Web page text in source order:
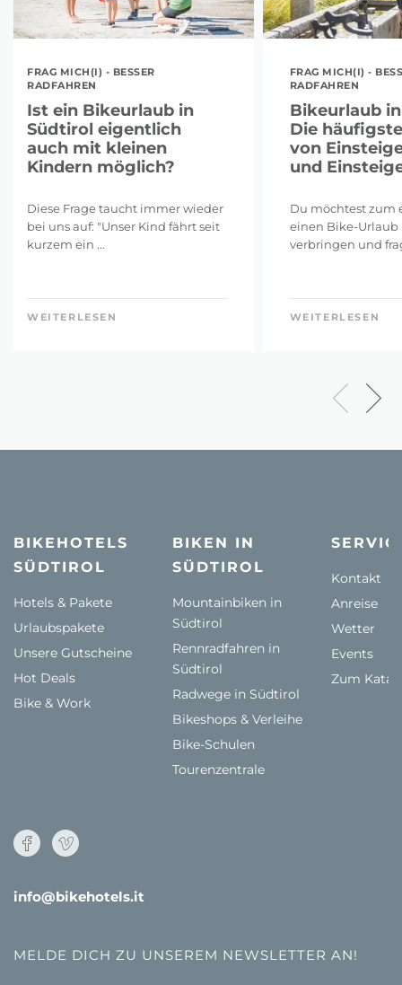
FRAG MICH(I) - BESSER
RADFAHREN
Ist ein Bikeurlaub in
Südtirol eigentlich
auch mit kleinen
Kindern möglich?
Diese Frage taucht immer wieder
bei uns auf: "Unser Kind fährt seit
kurzem ein ...
WEITERLESEN
FRAG MICH(I) -
RADFAHREN
Bikeurlaub
Die
von
und
Du möchtest zum
einen Bike-Urlaub
verbringen und
WEITERLESEN
BIKEHOTELS
SÜDTIROL
Hotels & Pakete
Urlaubspakete
Unsere Gutscheine
Hot Deals
Bike & Work
BIKEN IN
SÜDTIROL
Mountainbiken in
Südtirol
Rennradfahren in
Südtirol
Radwege in Südtirol
Bikeshops & Verleihe
Bike-Schulen
Tourenzentrale
Kontakt
Anreise
Wetter
Events
Zum
info@bikehotels.it
MELDE DICH ZU UNSEREM NEWSLETTER AN!